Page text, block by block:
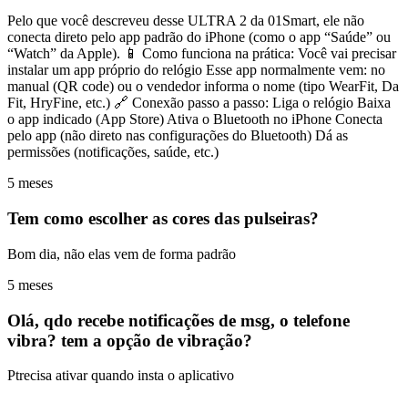
Pelo que você descreveu desse ULTRA 2 da 01Smart, ele não
conecta direto pelo app padrão do iPhone (como o app “Saúde” ou
“Watch” da Apple). 📱 Como funciona na prática: Você vai precisar
instalar um app próprio do relógio Esse app normalmente vem: no
manual (QR code) ou o vendedor informa o nome (tipo WearFit, Da
Fit, HryFine, etc.) 🔗 Conexão passo a passo: Liga o relógio Baixa
o app indicado (App Store) Ativa o Bluetooth no iPhone Conecta
pelo app (não direto nas configurações do Bluetooth) Dá as
permissões (notificações, saúde, etc.)
5 meses
Tem como escolher as cores das pulseiras?
Bom dia, não elas vem de forma padrão
5 meses
Olá, qdo recebe notificações de msg, o telefone
vibra? tem a opção de vibração?
Ptrecisa ativar quando insta o aplicativo